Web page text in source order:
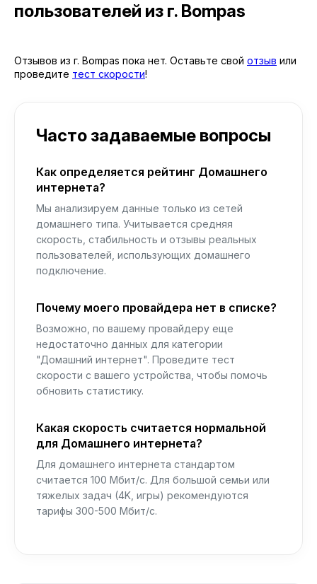
пользователей из г. Bompas
Отзывов из г. Bompas пока нет. Оставьте свой отзыв или
проведите тест скорости!
Часто задаваемые вопросы
Как определяется рейтинг Домашнего
интернета?
Мы анализируем данные только из сетей
домашнего типа. Учитывается средняя
скорость, стабильность и отзывы реальных
пользователей, использующих домашнего
подключение.
Почему моего провайдера нет в списке?
Возможно, по вашему провайдеру еще
недостаточно данных для категории
"Домашний интернет". Проведите тест
скорости с вашего устройства, чтобы помочь
обновить статистику.
Какая скорость считается нормальной
для Домашнего интернета?
Для домашнего интернета стандартом
считается 100 Мбит/с. Для большой семьи или
тяжелых задач (4K, игры) рекомендуются
тарифы 300-500 Мбит/с.